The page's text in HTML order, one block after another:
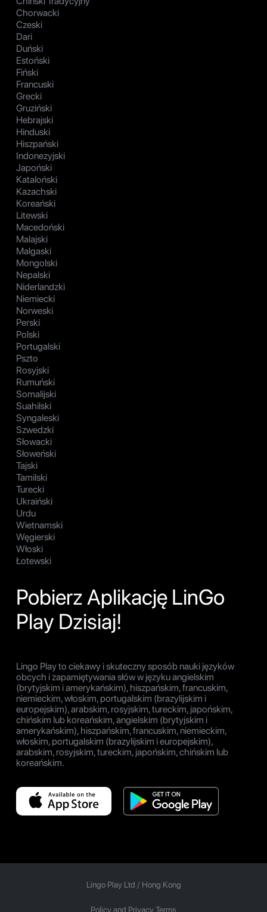
Chorwacki
Czeski
Dari
Duński
Estoński
Fiński
Francuski
Grecki
Gruziński
Hebrajski
Hinduski
Hiszpański
Indonezyjski
Japoński
Kataloński
Kazachski
Koreański
Litewski
Macedoński
Malajski
Malgaski
Mongolski
Nepalski
Niderlandzki
Niemiecki
Norweski
Perski
Polski
Portugalski
Pszto
Rosyjski
Rumuński
Somalijski
Suahilski
Syngaleski
Szwedzki
Słowacki
Słoweński
Tajski
Tamilski
Turecki
Ukraiński
Urdu
Wietnamski
Węgierski
Włoski
Łotewski
Pobierz Aplikację LinGo
Play Dzisiaj!
Lingo Play to ciekawy i skuteczny sposób nauki języków
obcych i zapamiętywania słów w języku angielskim
(brytyjskim i amerykańskim), hiszpańskim, francuskim,
niemieckim, włoskim, portugalskim (brazylijskim i
europejskim), arabskim, rosyjskim, tureckim, japońskim,
chińskim lub koreańskim, angielskim (brytyjskim i
amerykańskim), hiszpańskim, francuskim, niemieckim,
włoskim, portugalskim (brazylijskim i europejskim),
arabskim, rosyjskim, tureckim, japońskim, chińskim lub
koreańskim.
Lingo Play Ltd / Hong Kong
Policy and Privacy Terms